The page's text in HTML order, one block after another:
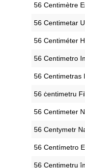
‎56 Centimètre
‎56 Centimetar
‎56 Centiméter
‎56 Centimetro
‎56 Centimetras
‎56 ċentimetru
‎56 Centimeter
‎56 Centymetr
‎56 Centímetro
‎56 Centimetru